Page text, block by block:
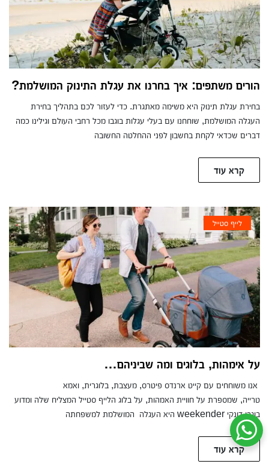
הורים משתפים: איך בחרנו את עגלת התינוק המושלמת?
בחירת עגלת תינוק היא משימה מאתגרת. כדי לעזור לכם בתהליך בחירת
העגלה המושלמת, שוחחנו עם בעלי עגלות בוגבו מכל רחבי העולם וגילינו כמה
דברים שכדאי לקחת בחשבון לפני ההחלטה החשובה
קרא עוד
לייף סטייל
על אימהות, בלוגים ומה שביניהם…
אנו משוחחים עם קייט ארנדס פיטרס, מעצבת, בלוגרית, ואמא
טרייה, שמספרת על חוויית האמהות, על בלוג הלייף סטייל המצליח שלה ומדוע
בוגבו דונקי weekender היא העגלה המושלמת למשפחתה
קרא עוד
שיחת ווטסאפ עם שירות הלקוחות